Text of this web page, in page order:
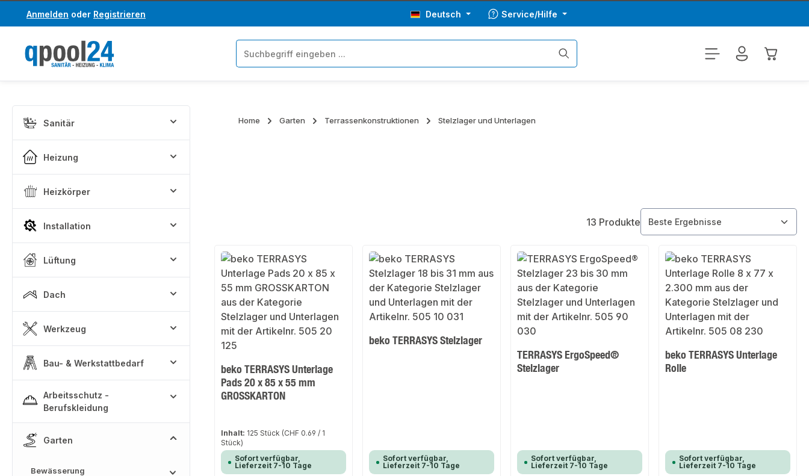
Hauptinhalt springen
Zur Suche springen
Anmelden oder Registrieren Deutsch Service/Hilfe
Sanitär
Heizung
Heizkörper
Installation
Lüftung
Dach
Werkzeug
Bau- & Werkstattbedarf
Arbeitsschutz -
Berufskleidung
Garten
Bewässerung
Home Garten Terrassenkonstruktionen Stelzlager und Unterlagen
13 Produkte
beko TERRASYS Unterlage
Pads 20 x 85 x 55 mm
GROSSKARTON
Inhalt: 125 Stück (CHF 0.69 / 1
Stück)
Sofort verfügbar,
Lieferzeit 7-10 Tage
beko TERRASYS Stelzlager
Sofort verfügbar,
Lieferzeit 7-10 Tage
TERRASYS ErgoSpeed®
Stelzlager
Sofort verfügbar,
Lieferzeit 7-10 Tage
beko TERRASYS Unterlage
Rolle
Sofort verfügbar,
Lieferzeit 7-10 Tage